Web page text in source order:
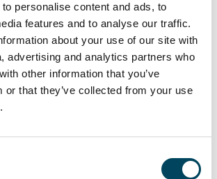
personalise content and ads, to
features and to analyse our traffic.
about your use of our site with
advertising and analytics partners who
other information that you’ve
or that they’ve collected from your use
sker i bolag till ett
fastighetsvärde om 2 257 Mkr.
ett resultat om 159 Mkr före
Mkr efter skatt vilket kommer
under första kvartalet 2016.
den 1 mars 2016.